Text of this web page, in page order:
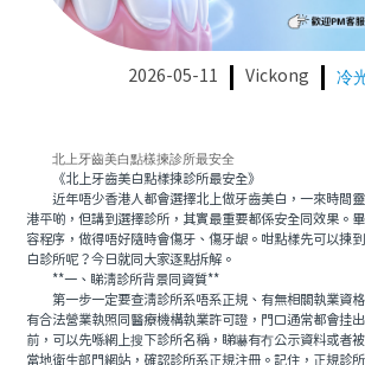
2026-05-11 Vickong 冷
北上牙齒美白點樣揀診所最安全
《北上牙齒美白點樣揀診所最安全》
近年唔少香港人都會選擇北上做牙齒美白，一來時間
港平啲，但講到選擇診所，其實最重要都係安全同效果。
容程序，做得唔好隨時會傷牙、傷牙龈。咁點樣先可以揀
白診所呢？今日就同大家逐點拆解。
**一、睇清診所背景同資質**
第一步一定要查清診所系唔系正規、有無相關執業資
有合法營業執照同醫療機構執業許可證，門口通常都會挂
前，可以先喺網上搜下診所名稱，睇嚇有冇公示資料或者
當地衛生部門網站，確認診所系正規注冊。記住，正規診